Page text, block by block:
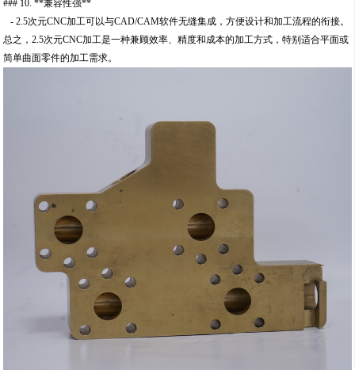
### 10. **兼容性强**
- 2.5次元CNC加工可以与CAD/CAM软件无缝集成，方便设计和加工流程的衔接。
总之，2.5次元CNC加工是一种兼顾效率、精度和成本的加工方式，特别适合平面或
简单曲面零件的加工需求。